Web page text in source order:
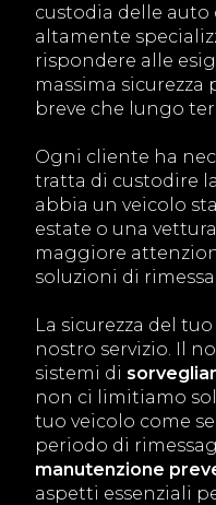
custodia delle auto
altamente
rispondere alle
massima sicurezza
breve che lungo
Ogni cliente ha
tratta di custodire
abbia un veicolo
estate o una
maggiore
soluzioni di
La sicurezza del
nostro servizio. Il
sistemi di
non ci limitiamo
tuo veicolo come
periodo di
manutenzione
aspetti essenziali